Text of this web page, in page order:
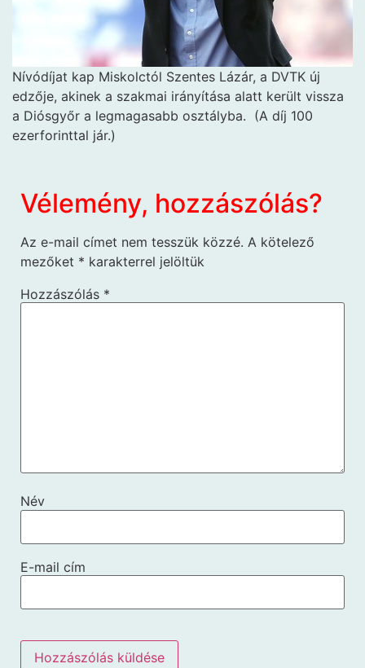
Nívódíjat kap Miskolctól Szentes Lázár, a DVTK új
edzője, akinek a szakmai irányítása alatt került vissza
a Diósgyőr a legmagasabb osztályba. (A díj 100
ezerforinttal jár.)
Vélemény, hozzászólás?
Az e-mail címet nem tesszük közzé. A kötelező
mezőket * karakterrel jelöltük
Hozzászólás *
Név
E-mail cím